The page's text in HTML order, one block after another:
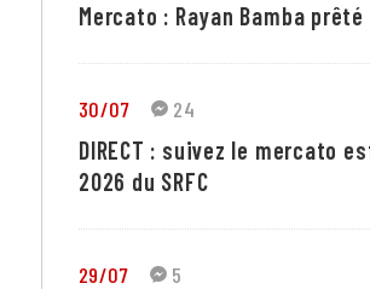
Mercato : Rayan Bamba prêté
30/07 24
DIRECT : suivez le mercato
2026 du SRFC
29/07 5